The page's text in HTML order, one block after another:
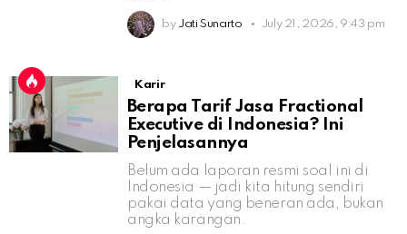
by Jati Sunarto July 21, 2026, 9:43 pm
Karir
Berapa Tarif Jasa Fractional
Executive di Indonesia? Ini
Penjelasannya
Belum ada laporan resmi soal ini di
Indonesia — jadi kita hitung sendiri
pakai data yang beneran ada, bukan
angka karangan.